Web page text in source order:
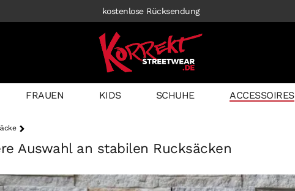
kostenlose Rücksendung
FRAUEN KIDS SCHUHE ACCESSOIRES
Auswahl an stabilen Rucksäcken